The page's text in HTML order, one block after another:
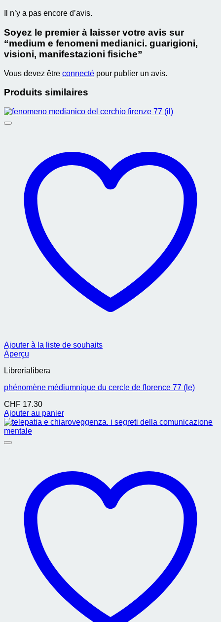
Il n’y a pas encore d’avis.
Soyez le premier à laisser votre avis sur
“medium e fenomeni medianici. guarigioni,
visioni, manifestazioni fisiche”
Vous devez être connecté pour publier un avis.
Produits similaires
Ajouter à la liste de souhaits
Aperçu
Librerialibera
phénomène médiumnique du cercle de florence 77 (le)
CHF 17.30
Ajouter au panier